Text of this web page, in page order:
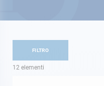
12 elementi
FILTRO